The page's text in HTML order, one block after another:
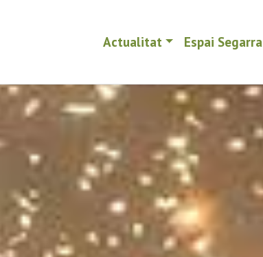
Actualitat Espai Segarra